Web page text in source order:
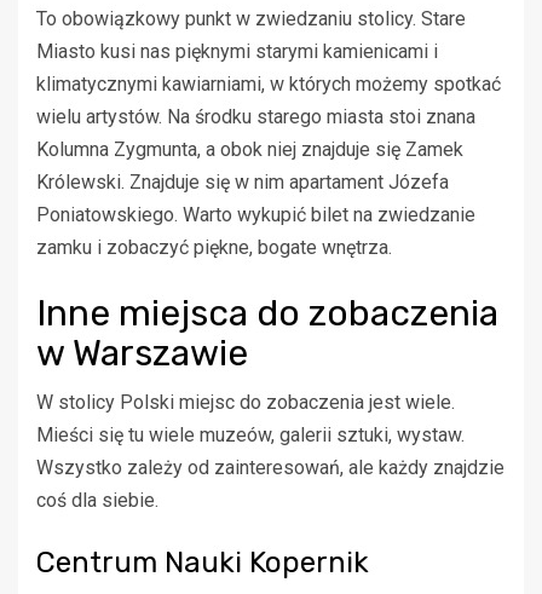
To obowiązkowy punkt w zwiedzaniu stolicy. Stare
Miasto kusi nas pięknymi starymi kamienicami i
klimatycznymi kawiarniami, w których możemy spotkać
wielu artystów. Na środku starego miasta stoi znana
Kolumna Zygmunta, a obok niej znajduje się Zamek
Królewski. Znajduje się w nim apartament Józefa
Poniatowskiego. Warto wykupić bilet na zwiedzanie
zamku i zobaczyć piękne, bogate wnętrza.
Inne miejsca do zobaczenia
w Warszawie
W stolicy Polski miejsc do zobaczenia jest wiele.
Mieści się tu wiele muzeów, galerii sztuki, wystaw.
Wszystko zależy od zainteresowań, ale każdy znajdzie
coś dla siebie.
Centrum Nauki Kopernik